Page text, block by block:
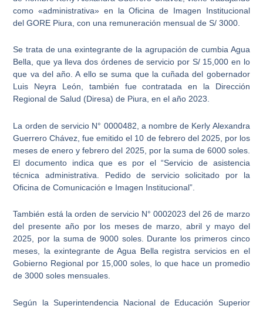
como «administrativa» en la Oficina de Imagen Institucional
delGORE Piura , con una remuneración mensual de S/ 3000.
Se trata de una exintegrante de la agrupación de cumbia Agua
Bella, que ya lleva dos órdenes de servicio por S/ 15,000 en lo
que va del año. A ello se suma que lacuñada del gobernador
Luis Neyra León, también fue contratada en la Dirección
Regional de Salud (Diresa) de Piura, en el año 2023.
La orden de servicio N° 0000482 , a nombre de Kerly Alexandra
Guerrero Chávez, fue emitido el 10 de febrero del 2025, por los
meses de enero y febrero del 2025, por la suma de 6000 soles.
El documento indica que es por el “Servicio de asistencia
técnica administrativa. Pedido de servicio solicitado por la
Oficina de Comunicación e Imagen Institucional”.
También está laorden de servicio N° 0002023 del 26 de marzo
del presente año por los meses de marzo, abril y mayo del
2025, por la suma de 9000 soles. Durante los primeros cinco
meses, la exintegrante de Agua Bella registra servicios en el
Gobierno Regional por 15,000 soles, lo que hace un promedio
de 3000 soles mensuales.
Según la Superintendencia Nacional de Educación Superior